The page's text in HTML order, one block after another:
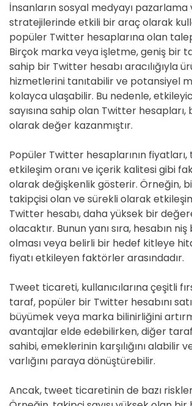
İnsanların sosyal medyayı
stratejilerinde etkili bir araç olarak
popüler Twitter hesaplarına olan
Birçok marka veya işletme, geniş bir
sahip bir Twitter hesabı aracılığıyla
hizmetlerini tanıtabilir ve potansiyel
kolayca ulaşabilir. Bu nedenle,
sayısına sahip olan Twitter hesapları,
olarak değer kazanmıştır.
Popüler Twitter hesaplarının fiyatları,
etkileşim oranı ve içerik kalitesi gibi
olarak değişkenlik gösterir. Örneğin,
takipçisi olan ve sürekli olarak
Twitter hesabı, daha yüksek bir
olacaktır. Bunun yanı sıra, hesabın
olması veya belirli bir hedef kitleye
fiyatı etkileyen faktörler arasındadır.
Tweet ticareti, kullanıcılarına çeşitli
taraf, popüler bir Twitter hesabını
büyümek veya marka bilinirliğini
avantajlar elde edebilirken, diğer
sahibi, emeklerinin karşılığını alabilir
varlığını paraya dönüştürebilir.
Ancak, tweet ticaretinin de bazı